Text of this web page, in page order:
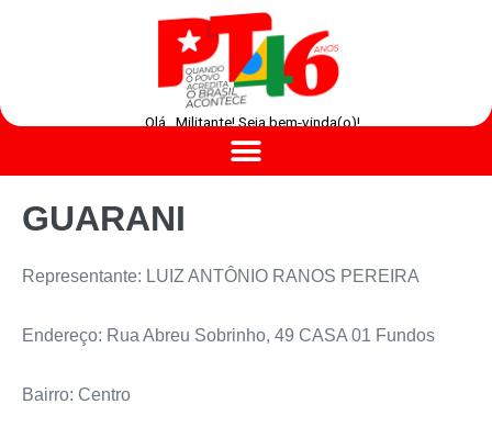
Olá , Militante! Seja bem-vinda(o)!
GUARANI
Representante: LUIZ ANTÔNIO RANOS PEREIRA
Endereço: Rua Abreu Sobrinho, 49 CASA 01 Fundos
Bairro: Centro